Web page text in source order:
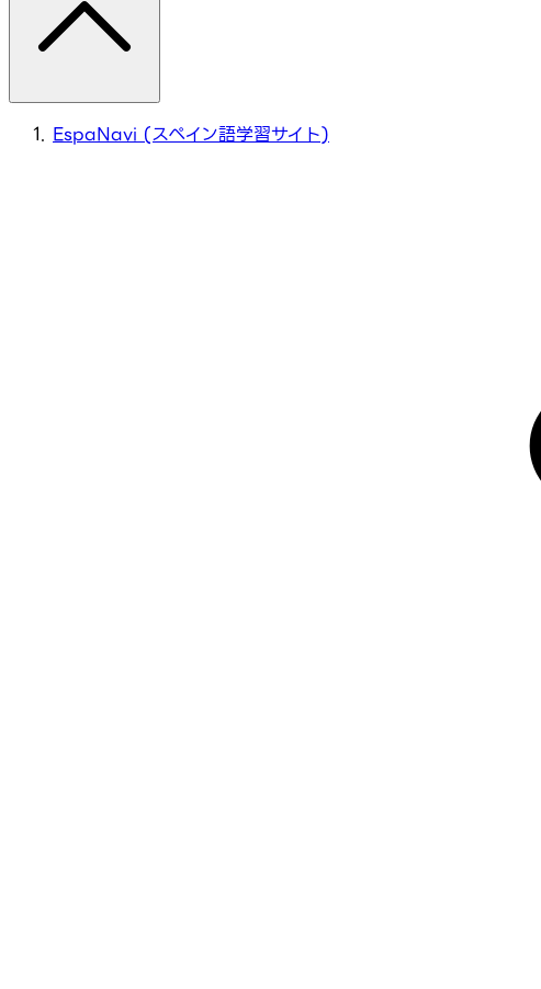
EspaNavi (スペイン語学習サイト)